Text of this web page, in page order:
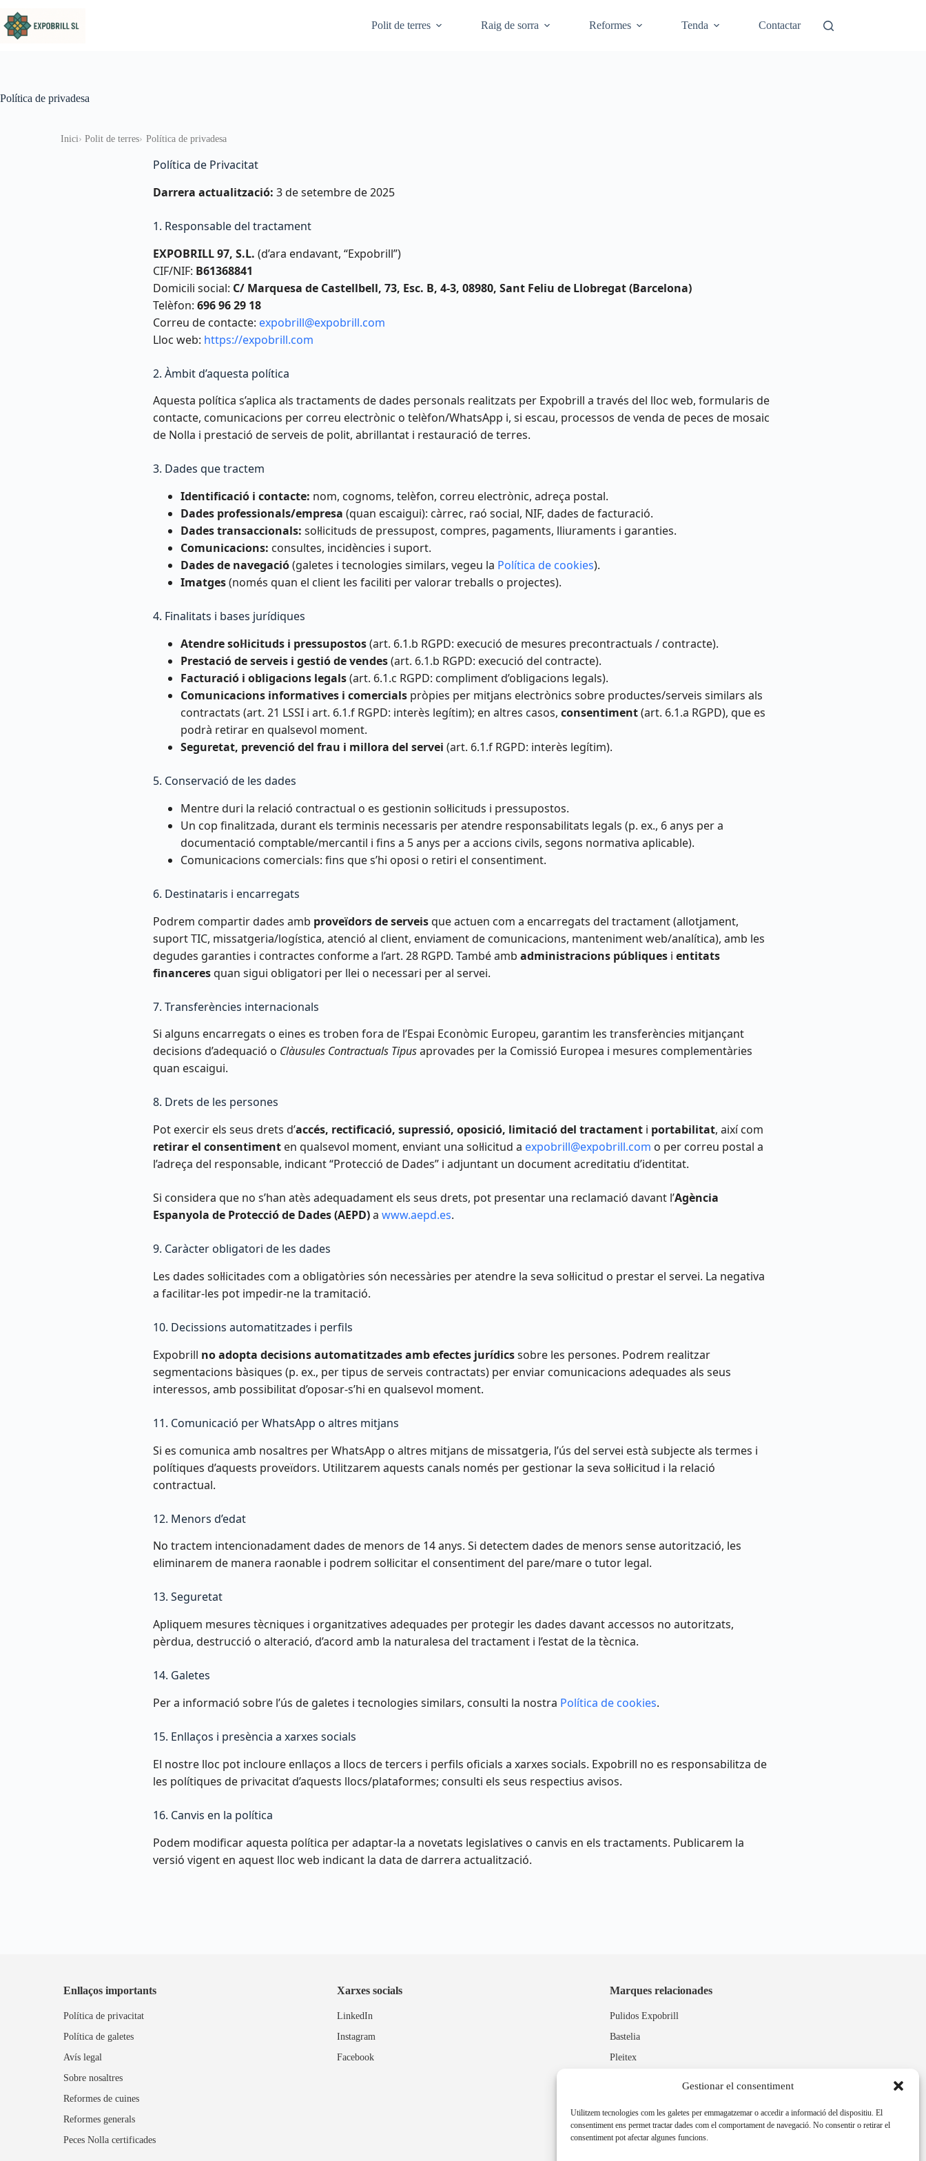
Gestionar el consentiment
Utilitzem tecnologies com les galetes per emmagatzemar o accedir a informació del dispositiu. El
consentiment ens permet tractar dades com el comportament de navegació. No consentir o retirar el
consentiment pot afectar algunes funcions.
Polit de terres
Raig de sorra Reformes Tenda Contactar
Política de privadesa
Inici Polit de terres Política de privadesa
Política de Privacitat
Darrera actualització: 3 de setembre de 2025
1. Responsable del tractament
EXPOBRILL 97, S.L. (d’ara endavant, “Expobrill”)
CIF/NIF: B61368841
Domicili social: C/ Marquesa de Castellbell, 73, Esc. B, 4-3, 08980, Sant Feliu de Llobregat (Barcelona)
Telèfon: 696 96 29 18
Correu de contacte: expobrill@expobrill.com
Lloc web: https://expobrill.com
2. Àmbit d’aquesta política
Aquesta política s’aplica als tractaments de dades personals realitzats per Expobrill a través del lloc web, formularis de
contacte, comunicacions per correu electrònic o telèfon/WhatsApp i, si escau, processos de venda de peces de mosaic
de Nolla i prestació de serveis de polit, abrillantat i restauració de terres.
3. Dades que tractem
Identificació i contacte: nom, cognoms, telèfon, correu electrònic, adreça postal.
Dades professionals/empresa (quan escaigui): càrrec, raó social, NIF, dades de facturació.
Dades transaccionals: sol·licituds de pressupost, compres, pagaments, lliuraments i garanties.
Comunicacions: consultes, incidències i suport.
Dades de navegació(galetes i tecnologies similars, vegeu la Política de cookies).
Imatges(només quan el client les faciliti per valorar treballs o projectes).
4. Finalitats i bases jurídiques
Atendre sol·licituds i pressupostos(art. 6.1.b RGPD: execució de mesures precontractuals / contracte).
Prestació de serveis i gestió de vendes(art. 6.1.b RGPD: execució del contracte).
Facturació i obligacions legals(art. 6.1.c RGPD: compliment d’obligacions legals).
Comunicacions informatives i comercials pròpies per mitjans electrònics sobre productes/serveis similars als
contractats (art. 21 LSSI i art. 6.1.f RGPD: interès legítim); en altres casos, consentiment(art. 6.1.a RGPD), que es
podrà retirar en qualsevol moment.
Seguretat, prevenció del frau i millora del servei (art. 6.1.f RGPD: interès legítim).
5. Conservació de les dades
Mentre duri la relació contractual o es gestionin sol·licituds i pressupostos.
Un cop finalitzada, durant els terminis necessaris per atendre responsabilitats legals (p. ex., 6 anys per a
documentació comptable/mercantil i fins a 5 anys per a accions civils, segons normativa aplicable).
Comunicacions comercials: fins que s’hi oposi o retiri el consentiment.
6. Destinataris i encarregats
Podrem compartir dades amb proveïdors de serveisque actuen com a encarregats del tractament (allotjament,
suport TIC, missatgeria/logística, atenció al client, enviament de comunicacions, manteniment web/analítica), amb les
degudes garanties i contractes conforme a l’art. 28 RGPD. També amb administracions públiques i entitats
financeresquan sigui obligatori per llei o necessari per al servei.
7. Transferències internacionals
Si alguns encarregats o eines es troben fora de l’Espai Econòmic Europeu, garantim les transferències mitjançant
decisions d’adequació o Clàusules Contractuals Tipusaprovades per la Comissió Europea i mesures complementàries
quan escaigui.
8. Drets de les persones
Pot exercir els seus drets d’accés, rectificació, supressió, oposició, limitació del tractament i portabilitat, així com
retirar el consentiment en qualsevol moment, enviant una sol·licitud a expobrill@expobrill.com o per correu postal a
l’adreça del responsable, indicant “Protecció de Dades” i adjuntant un document acreditatiu d’identitat.
Si considera que no s’han atès adequadament els seus drets, pot presentar una reclamació davant l’Agència
Espanyola de Protecció de Dades (AEPD)a www.aepd.es.
9. Caràcter obligatori de les dades
Les dades sol·licitades com a obligatòries són necessàries per atendre la seva sol·licitud o prestar el servei. La negativa
a facilitar-les pot impedir-ne la tramitació.
10. Decissions automatitzades i perfils
Expobrill no adopta decisions automatitzades amb efectes jurídicssobre les persones. Podrem realitzar
segmentacions bàsiques (p. ex., per tipus de serveis contractats) per enviar comunicacions adequades als seus
interessos, amb possibilitat d’oposar-s’hi en qualsevol moment.
11. Comunicació per WhatsApp o altres mitjans
Si es comunica amb nosaltres per WhatsApp o altres mitjans de missatgeria, l’ús del servei està subjecte als termes i
polítiques d’aquests proveïdors. Utilitzarem aquests canals només per gestionar la seva sol·licitud i la relació
contractual.
12. Menors d’edat
No tractem intencionadament dades de menors de 14 anys. Si detectem dades de menors sense autorització, les
eliminarem de manera raonable i podrem sol·licitar el consentiment del pare/mare o tutor legal.
13. Seguretat
Apliquem mesures tècniques i organitzatives adequades per protegir les dades davant accessos no autoritzats,
pèrdua, destrucció o alteració, d’acord amb la naturalesa del tractament i l’estat de la tècnica.
14. Galetes
Per a informació sobre l’ús de galetes i tecnologies similars, consulti la nostra Política de cookies.
15. Enllaços i presència a xarxes socials
El nostre lloc pot incloure enllaços a llocs de tercers i perfils oficials a xarxes socials. Expobrill no es responsabilitza de
les polítiques de privacitat d’aquests llocs/plataformes; consulti els seus respectius avisos.
16. Canvis en la política
Podem modificar aquesta política per adaptar-la a novetats legislatives o canvis en els tractaments. Publicarem la
versió vigent en aquest lloc web indicant la data de darrera actualització.
Enllaços importants
Política de privacitat
Política de galetes
Avís legal
Sobre nosaltres
Reformes de cuines
Reformes generals
Peces Nolla certificades
Xarxes socials
LinkedIn
Instagram
Facebook
Marques relacionades
Pulidos Expobrill
Bastelia
Pleitex